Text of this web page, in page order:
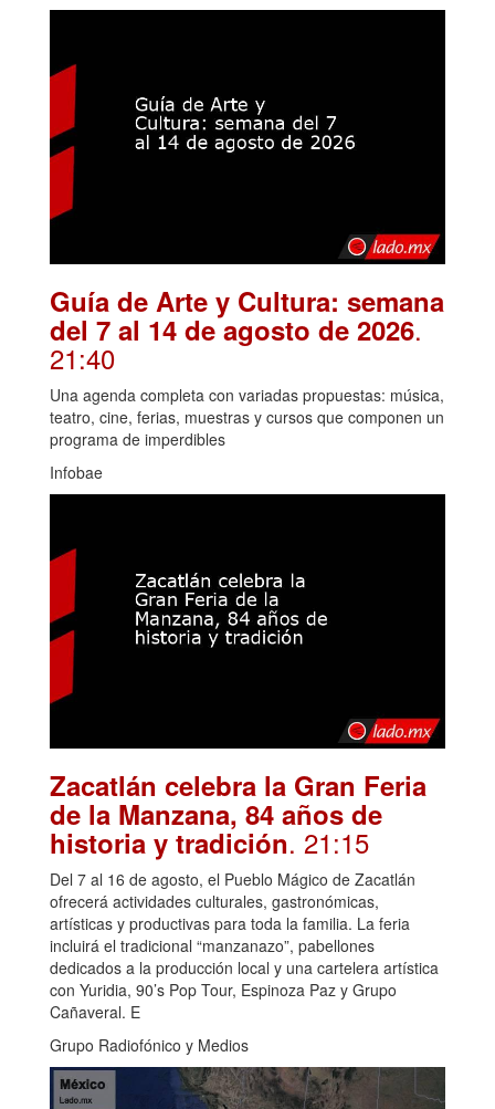
Guía de Arte y Cultura: semana
del 7 al 14 de agosto de 2026.
21:40
Una agenda completa con variadas propuestas: música,
teatro, cine, ferias, muestras y cursos que componen un
programa de imperdibles
Infobae
Zacatlán celebra la Gran Feria
de la Manzana, 84 años de
historia y tradición. 21:15
Del 7 al 16 de agosto, el Pueblo Mágico de Zacatlán
ofrecerá actividades culturales, gastronómicas,
artísticas y productivas para toda la familia. La feria
incluirá el tradicional “manzanazo”, pabellones
dedicados a la producción local y una cartelera artística
con Yuridia, 90’s Pop Tour, Espinoza Paz y Grupo
Cañaveral. E
Grupo Radiofónico y Medios